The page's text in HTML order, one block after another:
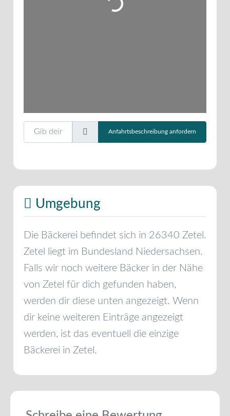
Wird geladen …
Gib deinen Standort ein.
Anfahrtsbeschreibung anfordern
Umgebung
Die Bäckerei befindet sich in 26340 Zetel .
Zetel
liegt im Bundesland Niedersachsen.
Falls wir noch weitere Bäcker in der Nähe
von Zetel für dich gefunden haben,
werden dir diese unten angezeigt. Wenn
dir keine weiteren Einträge angezeigt
werden, ist das eventuell die einzige
Bäckerei in Zetel .